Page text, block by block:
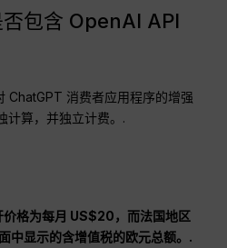
包含 OpenAI API
ChatGPT 消费者应用程序的增强
计算，并独立计费。.
格为每月 US$20，而法国地区
中显示的含增值税的欧元总额。.